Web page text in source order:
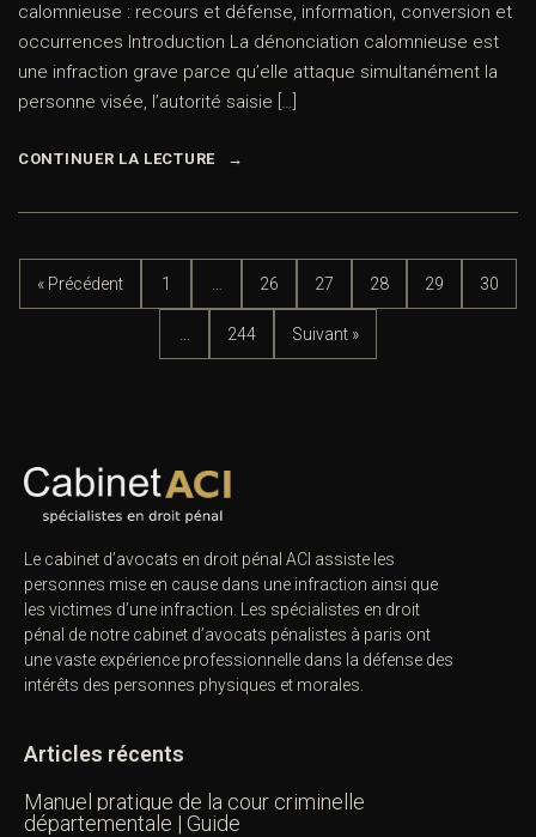
calomnieuse : recours et défense, information, conversion et
occurrences Introduction La dénonciation calomnieuse est
une infraction grave parce qu’elle attaque simultanément la
personne visée, l’autorité saisie […]
CONTINUER LA LECTURE
« Précédent 1 26 27 28 29 30
244 Suivant »
Le cabinet d’avocats en droit pénal ACI assiste les
personnes mise en cause dans une infraction ainsi que
les victimes d’une infraction. Les spécialistes en droit
pénal de notre cabinet d’avocats pénalistes à paris ont
une vaste expérience professionnelle dans la défense des
intérêts des personnes physiques et morales.
Articles récents
Manuel pratique de la cour criminelle
départementale | Guide